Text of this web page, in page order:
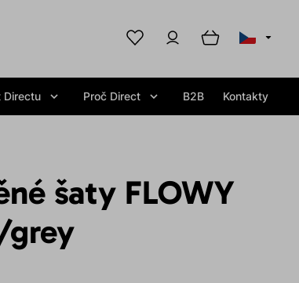
Directu Proč Direct B2B Kontakty
šaty FLOWY
grey